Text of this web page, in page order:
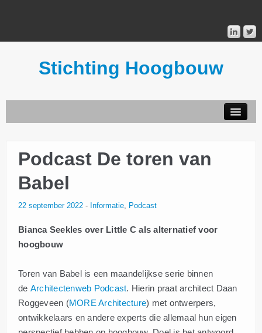
Stichting Hoogbouw
PUBLICATIES
DONATEURS
Podcast De toren van
Babel
22 september 2022 - Informatie, Podcast
Bianca Seekles over Little C als alternatief voor
hoogbouw
Toren van Babel is een maandelijkse serie binnen
de Architectenweb Podcast. Hierin praat architect Daan
Roggeveen (MORE Architecture) met ontwerpers,
ontwikkelaars en andere experts die allemaal hun eigen